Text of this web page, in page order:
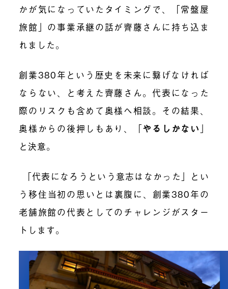
かが気になっていたタイミングで、「常盤屋
旅館」の事業承継の話が齊藤さんに持ち込ま
れました。
創業380年という歴史を未来に繋げなければ
ならない、と考えた齊藤さん。 代表になった
際のリスクも含めて奥様へ相談。その結果、
奥様からの後押しもあり、「やるしかない 」
と決意。
「代表になろうという意志はなかった」とい
う移住当初の思いとは裏腹に、創業380年の
老舗旅館の代表としてのチャレンジがスター
トします。